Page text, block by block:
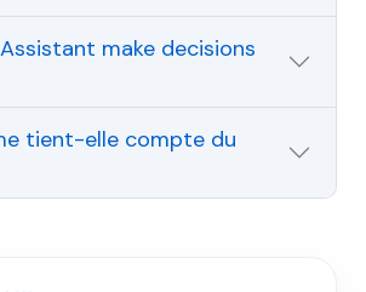
make decisions
tient-elle compte du